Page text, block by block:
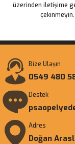
üzerinden iletişime
çekinmeyin.
Bize Ulaşın
0549 480
Destek
Adres
Doğan